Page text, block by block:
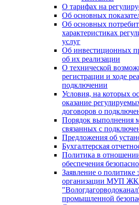
О тарифах на
Об основных
Об основных
характеристиках
услуг
Об инвестиционных
об их реализации
О технической
регистрации и ходе
подключении
Условия, на которых
оказание
договоров о
Порядок выполнения
связанных с
Предложения об
Бухгалтерская
Политика в
обеспечения
Заявление о
организации МУП
промышленной